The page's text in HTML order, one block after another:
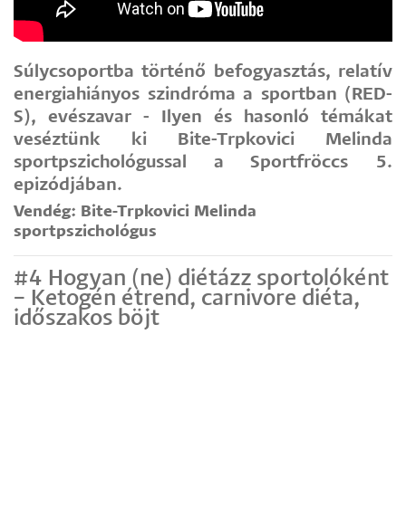
Súlycsoportba történő befogyasztás, relatív
energiahiányos szindróma a sportban (RED-
S), evészavar - Ilyen és hasonló témákat
veséztünk ki Bite-Trpkovici Melinda
sportpszichológussal a Sportfröccs 5.
epizódjában.
Vendég: Bite-Trpkovici Melinda
sportpszichológus
#4 Hogyan (ne) diétázz sportolóként
– Ketogén étrend, carnivore diéta,
időszakos böjt